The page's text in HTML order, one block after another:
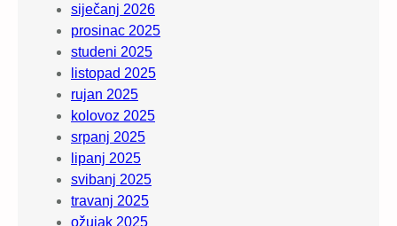
siječanj 2026
prosinac 2025
studeni 2025
listopad 2025
rujan 2025
kolovoz 2025
srpanj 2025
lipanj 2025
svibanj 2025
travanj 2025
ožujak 2025